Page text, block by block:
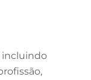
incluindo